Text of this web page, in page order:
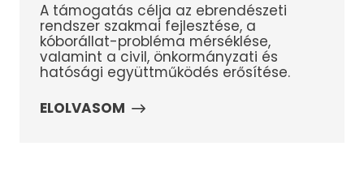
A támogatás célja az ebrendészeti
rendszer szakmai fejlesztése, a
kóborállat-probléma mérséklése,
valamint a civil, önkormányzati és
hatósági együttműködés erősítése.
ELOLVASOM